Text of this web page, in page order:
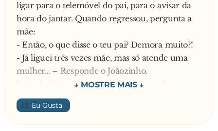
ligar para o telemóvel do pai, para o avisar da
hora do jantar. Quando regressou, pergunta a
mãe:
- Então, o que disse o teu pai? Demora muito?!
- Já liguei três vezes mãe, mas só atende uma
mulher… – Responde o Joãozinho.
Irritada, diz a mãe pensando em voz alta:
- Aaaah grande bandido! Quando ele chegar a
casa vai ver o que é bom!!!
Mal o pai aparece em casa, ela salta para cima
👍🏼